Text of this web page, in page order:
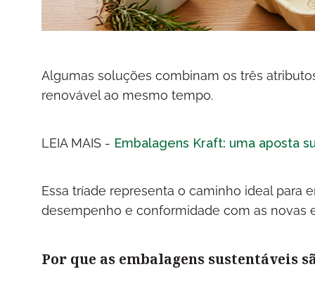
Algumas soluções combinam os três
renovável ao mesmo tempo.
LEIA MAIS - Embalagens Kraft: uma aposta
Essa tríade representa o caminho ideal para
desempenho e conformidade com as
Por que as embalagens sustentáveis